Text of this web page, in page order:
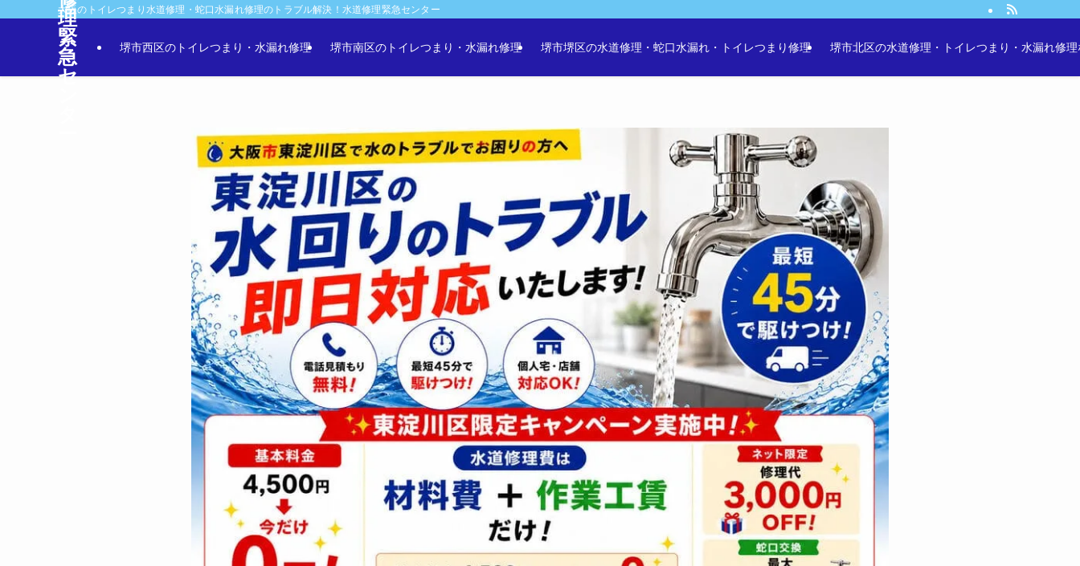
大阪のトイレつまり水道修理・蛇口水漏れ修理のトラブル解決！水道修理緊急センター
理
緊
急
セ
堺市西区のトイレつまり・水漏れ修理 堺市南区のトイレつまり・水漏れ修理 堺市堺区の水道修理・蛇口水漏れ・トイレつまり修理 堺市北区の水道修理・トイレつまり・水漏れ修理